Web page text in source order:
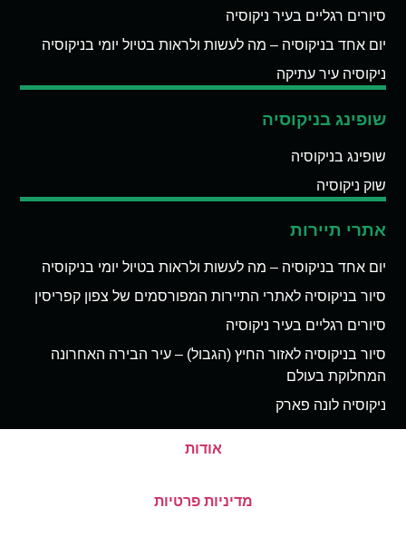
סיורים רגליים בעיר ניקוסיה
יום אחד בניקוסיה – מה לעשות ולראות בטיול יומי בניקוסיה
ניקוסיה עיר עתיקה
שופינג בניקוסיה
שופינג בניקוסיה
שוק ניקוסיה
אתרי תיירות
יום אחד בניקוסיה – מה לעשות ולראות בטיול יומי בניקוסיה
סיור בניקוסיה לאתרי התיירות המפורסמים של צפון קפריסין
סיורים רגליים בעיר ניקוסיה
סיור בניקוסיה לאזור החיץ (הגבול) – עיר הבירה האחרונה
המחלוקת בעולם
ניקוסיה לונה פארק
אודות
מדיניות פרטיות